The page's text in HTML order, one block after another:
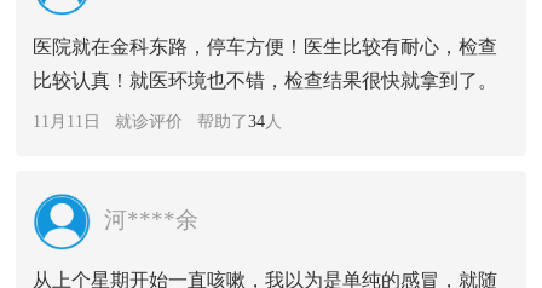
医院就在金科东路，停车方便！医生比较有耐心，检查
比较认真！就医环境也不错，检查结果很快就拿到了。
11月11日 就诊评价 帮助了34人
河****余
从上个星期开始一直咳嗽，我以为是单纯的感冒，就随